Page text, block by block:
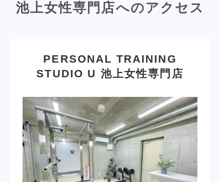
池上女性専門店へのアクセス
PERSONAL TRAINING
STUDIO U 池上女性専門店